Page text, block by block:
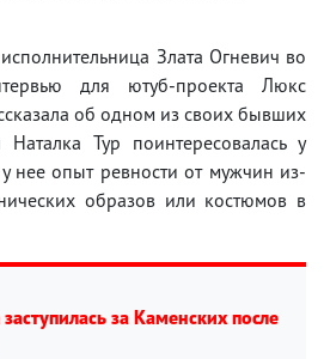
Злата Огневич во
для ютуб-проекта Люкс
об одном из своих бывших
Тур поинтересовалась у
нее опыт ревности от мужчин из-
образов или костюмов в
за Каменских после